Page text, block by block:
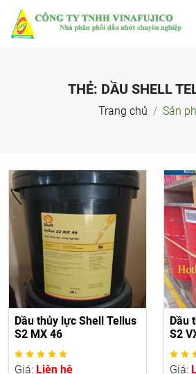
THẺ: DẦU SHELL
Trang chủ Sản
Dầu thủy lực Shell Tellus
S2 MX 46
Giá: Liên hệ
Dầu
S2
Giá: